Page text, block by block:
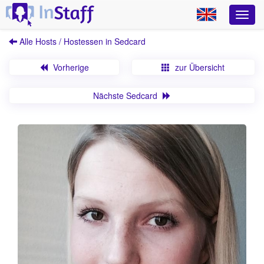
Alle Hosts / Hostessen in Sedcard
Vorherige zur Übersicht
Nächste Sedcard